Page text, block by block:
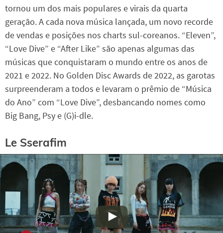
tornou um dos mais populares e virais da quarta
geração. A cada nova música lançada, um novo recorde
de vendas e posições nos charts sul-coreanos. “Eleven”,
“Love Dive” e “After Like” são apenas algumas das
músicas que conquistaram o mundo entre os anos de
2021 e 2022. No Golden Disc Awards de 2022, as garotas
surpreenderam a todos e levaram o prêmio de “Música
do Ano” com “Love Dive”, desbancando nomes como
Big Bang, Psy e (G)i-dle.
Le Sserafim